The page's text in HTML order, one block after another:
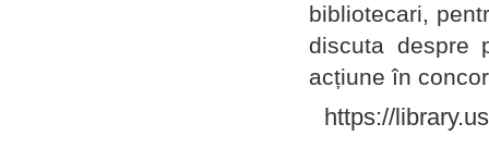
bibliotecari,
discuta despre
acțiune în
https://